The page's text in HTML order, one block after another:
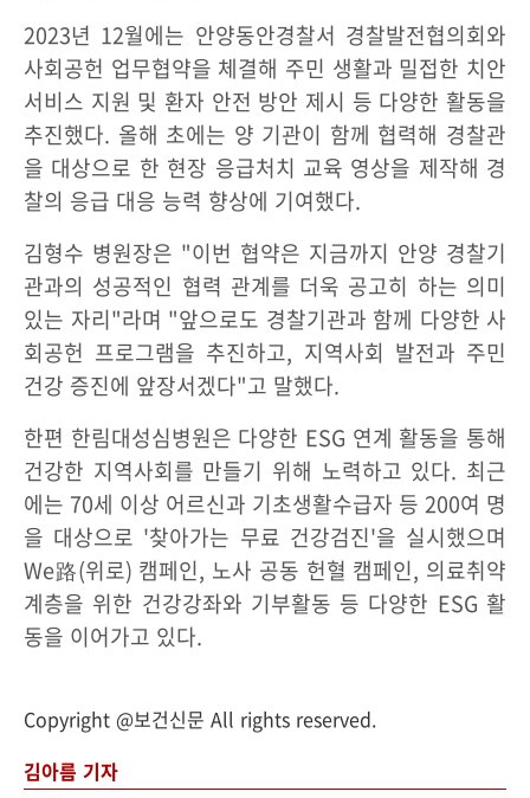
2023년 12월에는 안양동안경찰서 경찰발전협의회와
사회공헌 업무협약을 체결해 주민 생활과 밀접한 치안
서비스 지원 및 환자 안전 방안 제시 등 다양한 활동을
추진했다. 올해 초에는 양 기관이 함께 협력해 경찰관
을 대상으로 한 현장 응급처치 교육 영상을 제작해 경
찰의 응급 대응 능력 향상에 기여했다.
김형수 병원장은 "이번 협약은 지금까지 안양 경찰기
관과의 성공적인 협력 관계를 더욱 공고히 하는 의미
있는 자리"라며 "앞으로도 경찰기관과 함께 다양한 사
회공헌 프로그램을 추진하고, 지역사회 발전과 주민
건강 증진에 앞장서겠다"고 말했다.
한편 한림대성심병원은 다양한 ESG 연계 활동을 통해
건강한 지역사회를 만들기 위해 노력하고 있다. 최근
에는 70세 이상 어르신과 기초생활수급자 등 200여 명
을 대상으로 '찾아가는 무료 건강검진'을 실시했으며
We路(위로) 캠페인, 노사 공동 헌혈 캠페인, 의료취약
계층을 위한 건강강좌와 기부활동 등 다양한 ESG 활
동을 이어가고 있다.
Copyright @보건신문 All rights reserved.
김아름 기자